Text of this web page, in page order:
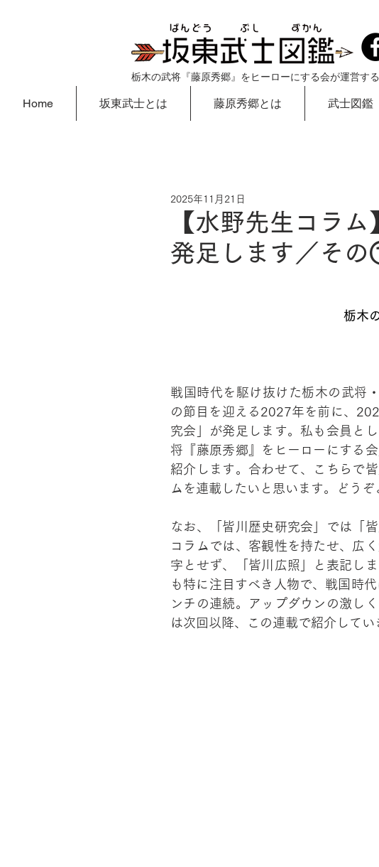
栃木の武将『藤原秀郷』をヒーローにする会が運営す
Home 坂東武士とは 藤原秀郷とは 武士図鑑
【水野先生コラ
発足します／そ
2025年11月21日
栃木
戦国時代を駆け抜けた栃木の武将
の節目を迎える2027年を前に、
究会」が発足します。私も会員と
将『藤原秀郷』をヒーローにする
紹介します。合わせて、こちらで
ムを連載したいと思います。どうぞ
なお、「皆川歴史研究会」では「
コラムでは、客観性を持たせ、広
字とせず、「皆川広照」と表記し
も特に注目すべき人物で、戦国時
ンチの連続。アップダウンの激し
は次回以降、この連載で紹介してい